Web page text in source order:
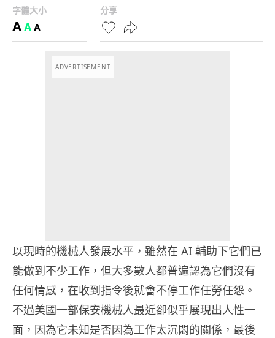
字體大小
AAA
分享
ADVERTISEMENT
以現時的機械人發展水平，雖然在 AI 輔助下它們已
能做到不少工作，但大多數人都普遍認為它們沒有
任何情感，在收到指令後就會不停工作任勞任怨。
不過美國一部保安機械人最近卻似乎展現出人性一
面，因為它未知是否因為工作太沉悶的關係，最後